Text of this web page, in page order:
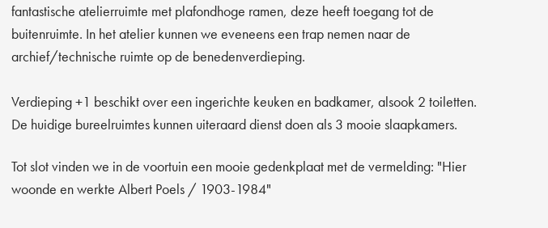
fantastische atelierruimte met plafondhoge ramen, deze heeft toegang tot de
buitenruimte. In het atelier kunnen we eveneens een trap nemen naar de
archief/technische ruimte op de benedenverdieping.
Verdieping +1 beschikt over een ingerichte keuken en badkamer, alsook 2 toiletten.
De huidige bureelruimtes kunnen uiteraard dienst doen als 3 mooie slaapkamers.
Tot slot vinden we in de voortuin een mooie gedenkplaat met de vermelding: "Hier
woonde en werkte Albert Poels / 1903-1984"